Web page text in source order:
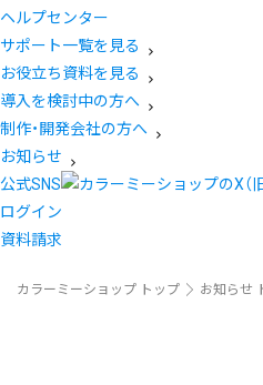
ヘルプセンター
サポート一覧を見る
お役立ち資料を見る
導入を検討中の方へ
制作・開発会社の方へ
お知らせ
公式SNS
ログイン
資料請求
カラーミーショップ トップ お知らせ